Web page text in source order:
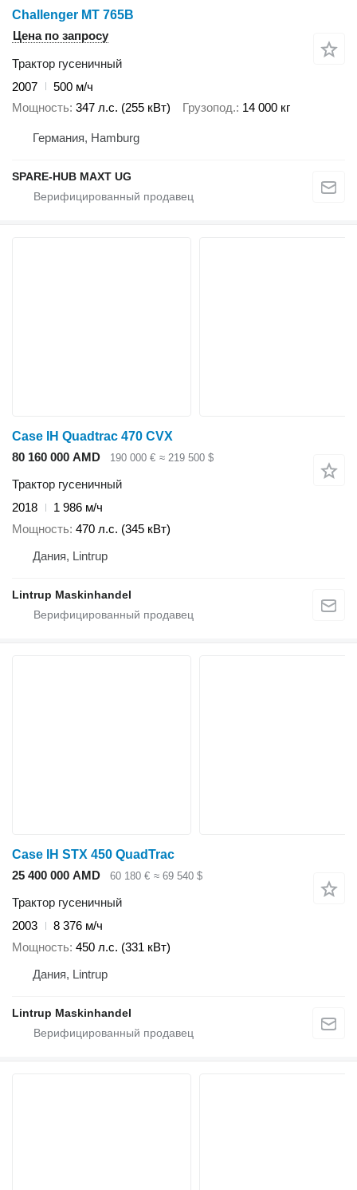
Challenger MT 765B
Цена по запросу
Трактор гусеничный
2007
500 м/ч
Мощность 347 л.с. (255 кВт) Грузопод. 14 000 кг
Германия, Hamburg
SPARE-HUB MAXT UG
Case IH Quadtrac 470 CVX
80 160 000 AMD
190 000 € ≈ 219 500 $
Трактор гусеничный
2018
1 986 м/ч
Мощность 470 л.с. (345 кВт)
Дания, Lintrup
Lintrup Maskinhandel
Case IH STX 450 QuadTrac
25 400 000 AMD
60 180 € ≈ 69 540 $
Трактор гусеничный
2003
8 376 м/ч
Мощность 450 л.с. (331 кВт)
Дания, Lintrup
Lintrup Maskinhandel